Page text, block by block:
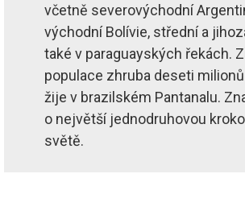
včetně severovýchodní
východní Bolívie, střední a
také v paraguayských řekách.
populace zhruba deseti
žije v brazilském Pantanalu.
o největší jednodruhovou
světě.